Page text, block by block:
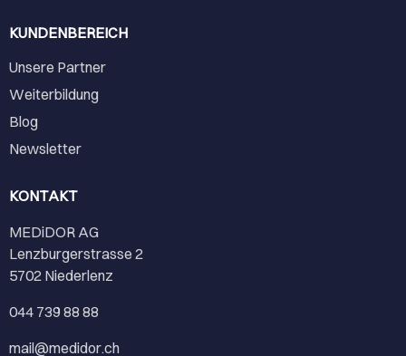
KUNDENBEREICH
Unsere Partner
Weiterbildung
Blog
Newsletter
KONTAKT
MEDiDOR AG
Lenzburgerstrasse 2
5702 Niederlenz
044 739 88 88
mail@medidor.ch